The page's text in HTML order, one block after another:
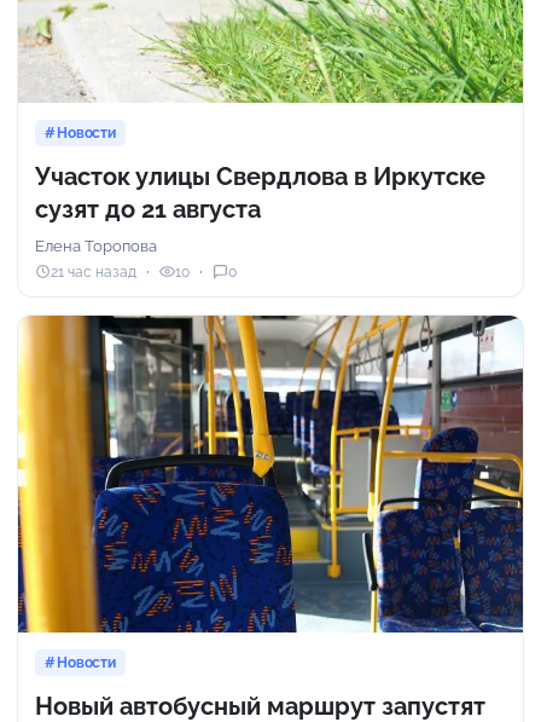
Новости
Участок улицы Свердлова в Иркутске
сузят до 21 августа
Елена Торопова
21 час назад 10 0
Новости
Новый автобусный маршрут запустят